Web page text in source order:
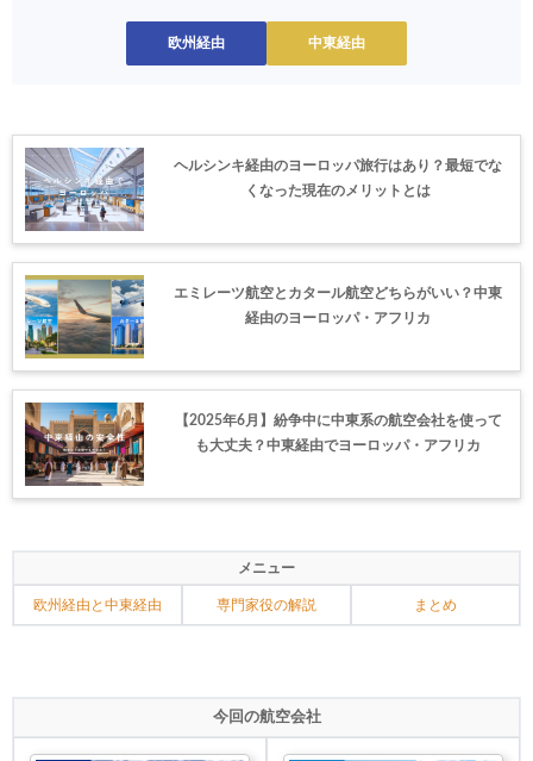
欧州経由 中東経由
ヘルシンキ経由のヨーロッパ旅行はあり？最短でな
くなった現在のメリットとは
エミレーツ航空とカタール航空どちらがいい？中東
経由のヨーロッパ・アフリカ
【2025年6月】紛争中に中東系の航空会社を使って
も大丈夫？中東経由でヨーロッパ・アフリカ
メニュー
欧州経由と中東経由 専門家役の解説 まとめ
今回の航空会社